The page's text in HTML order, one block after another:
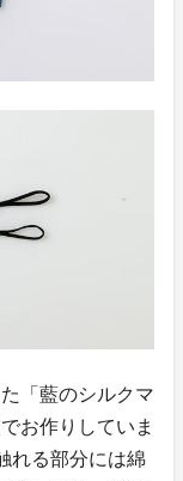
「藍のシルクマ
お作りしていま
れる部分には綿